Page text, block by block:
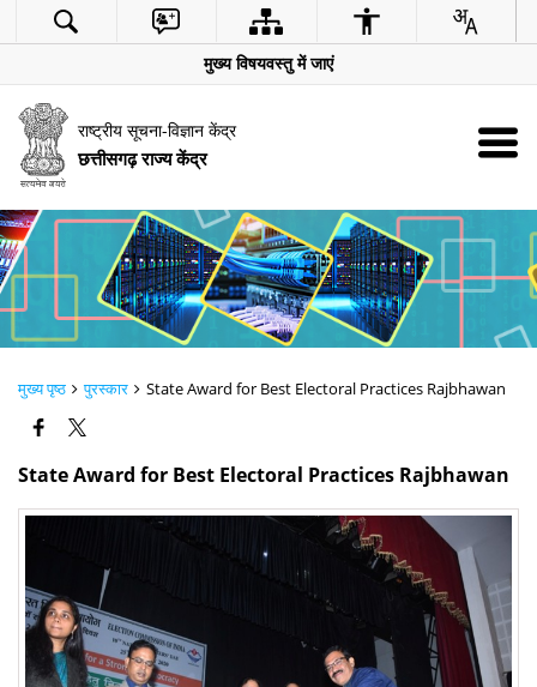
मुख्य विषयवस्तु में जाएं
राष्ट्रीय सूचना-विज्ञान केंद्र
छत्तीसगढ़ राज्य केंद्र
मुख्य पृष्ठ पुरस्कार State Award for Best Electoral Practices Rajbhawan
State Award for Best Electoral Practices Rajbhawan